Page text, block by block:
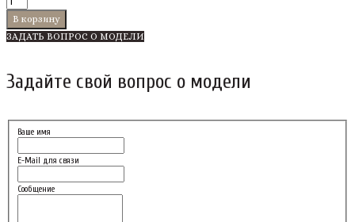
ЗАДАТЬ ВОПРОС О МОДЕЛИ
Задайте свой вопрос о модели
Ваше имя
E-Mail для связи
Сообщение